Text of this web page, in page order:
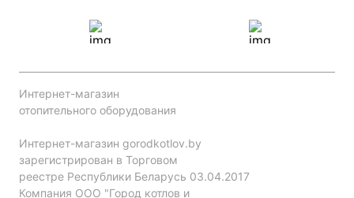
Интернет-магазин
отопительного оборудования
Интернет-магазин gorodkotlov.by
зарегистрирован в Торговом
реестре Республики Беларусь 03.04.2017
Компания ООО "Город котлов и